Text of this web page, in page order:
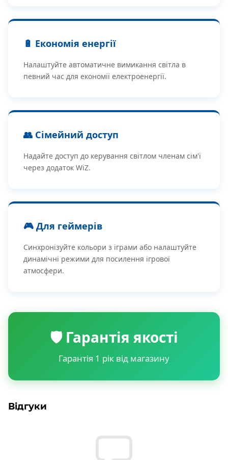
🔋 Економія енергії
Налаштуйте автоматичне вимикання світла в
певний час для економії електроенергії.
👥 Сімейний доступ
Надайте доступ до керування світлом членам сім'ї
через додаток WiZ.
🎮 Для геймерів
Синхронізуйте кольори з іграми або налаштуйте
динамічні режими для посилення ігрової
атмосфери.
🛡️ Гарантія якості
Гарантія 1 рік від магазину
Відгуки